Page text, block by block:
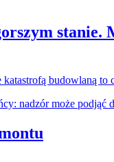
budowlaną